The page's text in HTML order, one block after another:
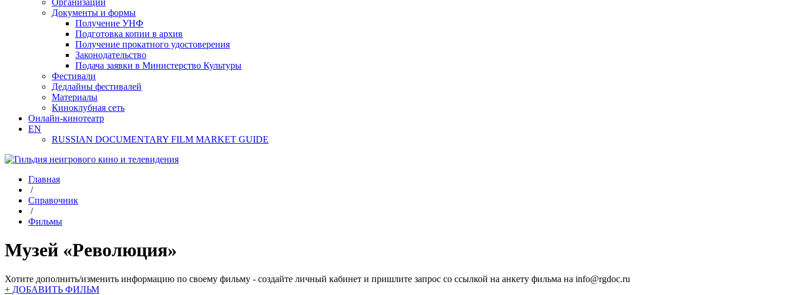
Организации
Документы и формы
Получение УНФ
Подготовка копии в архив
Получение прокатного удостоверения
Законодательство
Подача заявки в Министерство Культуры
Фестивали
Дедлайны фестивалей
Материалы
Киноклубная сеть
Онлайн-кинотеатр
EN
RUSSIAN DOCUMENTARY FILM MARKET GUIDE
Главная
/
Справочник
/
Фильмы
Музей «Революция»
Хотите дополнить/изменить информацию по своему фильму - создайте личный кабинет и пришлите запрос cо ссылкой на анкету фильма на info@rgdoc.ru
+ ДОБАВИТЬ ФИЛЬМ